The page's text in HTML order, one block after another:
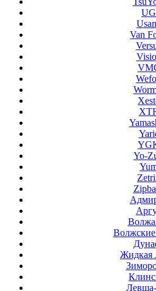
UG
Van
Yo-
Жидкая